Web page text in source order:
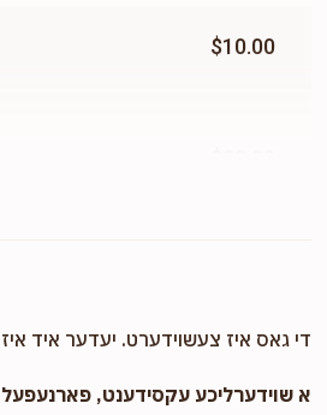
$10.00
די גאס איז צעשוידערט. יעדער איד
א שוידערליכע עקסידענט,